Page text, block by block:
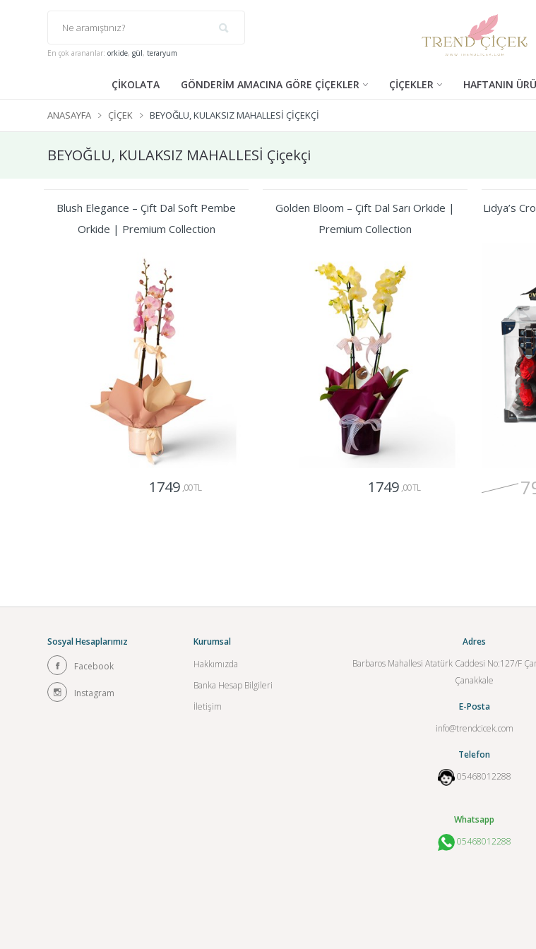
En çok arananlar: orkide, gül, teraryum
ÇİKOLATA GÖNDERİM AMACINA GÖRE ÇİÇEKLER ÇİÇEKLER HAFTANIN
ANASAYFA ÇIÇEK BEYOĞLU, KULAKSIZ MAHALLESİ ÇIÇEKÇI
BEYOĞLU, KULAKSIZ MAHALLESİ Çiçekçi
Blush Elegance – Çift Dal Soft Pembe
Orkide | Premium Collection
1749 ,00 TL
Golden Bloom – Çift Dal Sarı Orkide |
Premium Collection
1749 ,00 TL
Lidya’s
Sosyal Hesaplarımız
Facebook
Instagram
Kurumsal
Hakkımızda
Banka Hesap Bilgileri
İletişim
Adres
Barbaros Mahallesi Atatürk Caddesi No:127/F
Çanakkale
E-Posta
info@trendcicek.com
Telefon
05468012288
Whatsapp
05468012288